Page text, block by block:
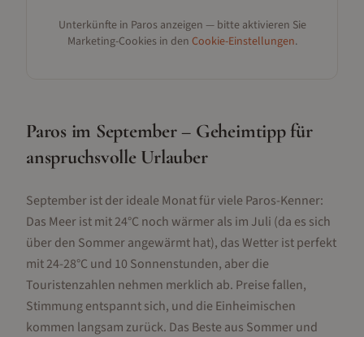
Unterkünfte in Parosanzeigen — bitte aktivieren Sie
Marketing-Cookies in den Cookie-Einstellungen.
Paros im September – Geheimtipp für
anspruchsvolle Urlauber
September ist der ideale Monat für viele Paros-Kenner:
Das Meer ist mit 24°C noch wärmer als im Juli (da es sich
über den Sommer angewärmt hat), das Wetter ist perfekt
mit 24-28°C und 10 Sonnenstunden, aber die
Touristenzahlen nehmen merklich ab. Preise fallen,
Stimmung entspannt sich, und die Einheimischen
kommen langsam zurück. Das Beste aus Sommer und